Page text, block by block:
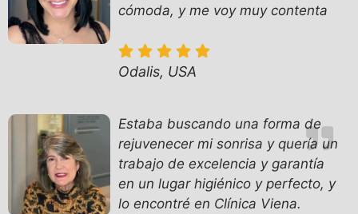
cómoda, y me voy muy contenta
Odalis, USA
Estaba buscando una forma de
rejuvenecer mi sonrisa y quería un
trabajo de excelencia y garantía
en un lugar higiénico y perfecto, y
lo encontré en Clínica Viena.